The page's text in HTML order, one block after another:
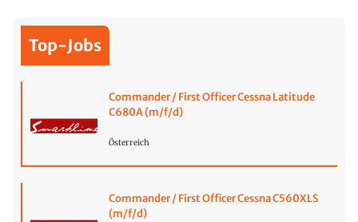
Top-Jobs
Commander / First Officer Cessna Latitude
C680A (m/f/d)
Österreich
Commander / First Officer Cessna C560XLS
(m/f/d)